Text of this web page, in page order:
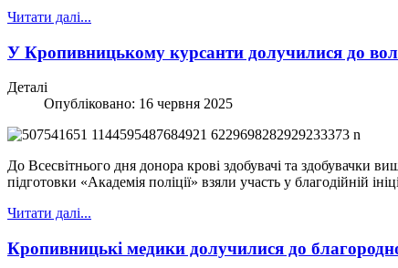
Читати далі...
У Кропивницькому курсанти долучилися до
Деталі
Опубліковано: 16 червня 2025
До Всесвітнього дня донора крові здобувачі та здобувачки
підготовки «Академія поліції» взяли участь у благодійній
Читати далі...
Кропивницькі медики долучилися до